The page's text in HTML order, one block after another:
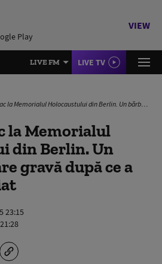
Play
VIEW
LIVE FM LIVE TV
la Memorialul Holocaustului din Berlin. Un bărbat, în stare gravă după ce a fost înjunghiat
la Memorialul
din Berlin. Un
gravă după ce a
23:15